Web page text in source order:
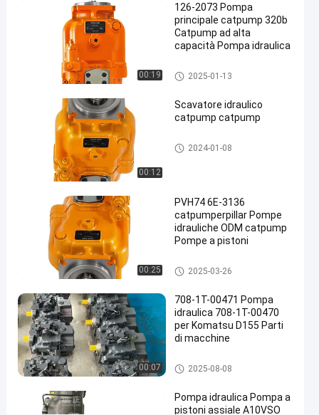
Catpump
Repair
pompe
idrauliche
2024-
01-08
ora
pompe a
catapulta
pompe a
pressione
Catpump
Pompa
idraulica
#
kit di
riparazione
della
pompa
00:19
126-2073 Pompa
principale catpump 320b
Catpump ad alta
capacità Pompa idraulica
pompe idrauliche
2025-01-13
00:12
Scavatore idraulico
catpump catpump
pompe idrauliche
2024-01-08
00:25
PVH74 6E-3136
catpumperpillar Pompe
idrauliche ODM catpump
Pompe a pistoni
pompe idrauliche
2025-03-26
00:07
708-1T-00471 Pompa
idraulica 708-1T-00470
per Komatsu D155 Parti
di macchine
pompa idraulica a pistoni
2025-08-08
Pompa idraulica Pompa a
pistoni assiale A10VSO